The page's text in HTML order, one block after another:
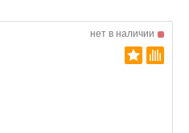
нет в наличии